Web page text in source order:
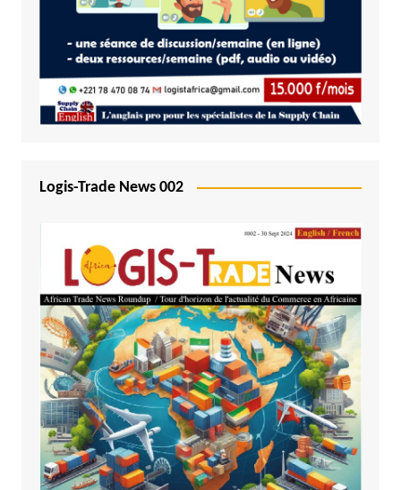
Logis-Trade News 002